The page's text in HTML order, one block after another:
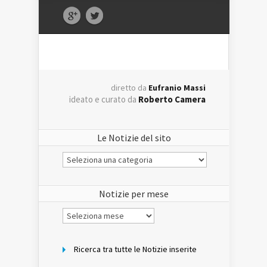
diretto da Eufranio Massi
ideato e curato da Roberto Camera
Le Notizie del sito
Le
Notizie
Notizie per mese
Notizie
per
Ricerca tra tutte le Notizie inserite